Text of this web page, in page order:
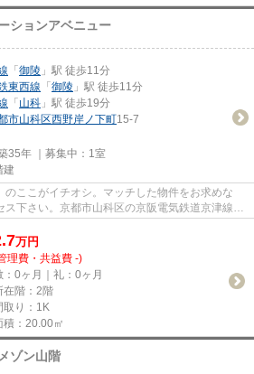
ションアベニュー
「 御陵 」駅 徒歩11分
東西線 「 御陵 」駅 徒歩11分
「 山科 」駅 徒歩19分
市山科区西野岸ノ下町15-7
35年 ｜募集中： 1室
建
のここがイチオシ。マッチした物件をお求めな
ス下さい。京都市山科区の京阪電気鉄道京津線御
万円
理費・共益費 -)
：0ヶ月｜礼：0ヶ月
在階：2階
取り：1K
積：20.00㎡
ゾン山階